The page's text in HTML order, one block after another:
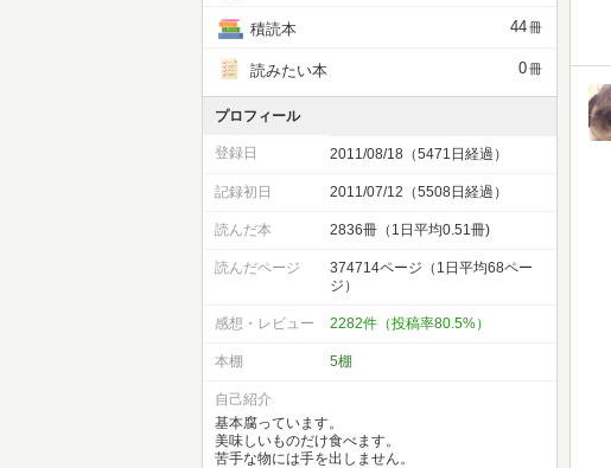
積読本 44冊
読みたい本 0冊
プロフィール
登録日 2011/08/18（5471日経過）
記録初日 2011/07/12（5508日経過）
読んだ本 2836冊（1日平均0.51冊)
読んだページ
374714ページ（1日平均68ペー
ジ）
感想・レビュー 2282件（投稿率80.5%）
本棚 5棚
自己紹介
基本腐っています。
美味しいものだけ食べます。
苦手な物には手を出しません。